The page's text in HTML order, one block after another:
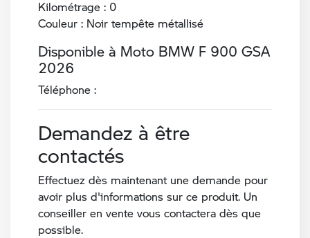
Kilométrage : 0
Couleur : Noir tempête métallisé
Disponible à Moto BMW F 900 GSA
2026
Téléphone :
Demandez à être
contactés
Effectuez dès maintenant une demande pour
avoir plus d'informations sur ce produit. Un
conseiller en vente vous contactera dès que
possible.